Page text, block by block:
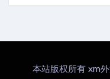
本站版权所有 xm